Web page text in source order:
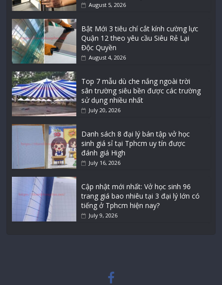
August 5, 2026
Bật Mới 3 tiêu chí cắt kính cường lực
Quận 12 theo yêu cầu Siêu Rẻ Lại
Độc Quyền
August 4, 2026
Top 7 mẫu dù che nắng ngoài trời
sân trường siêu bền được các trường
sử dụng nhiều nhất
July 20, 2026
Danh sách 8 đại lý bán tập vở học
sinh giá sỉ tại Tphcm uy tín được
đánh giá High
July 16, 2026
Cập nhật mới nhất: Vở học sinh 96
trang giá bao nhiêu tại 3 đại lý lớn có
tiếng ở Tphcm hiện nay?
July 9, 2026